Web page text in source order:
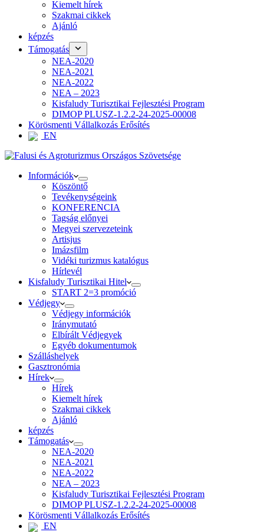
Kiemelt hírek
Szakmai cikkek
Ajánló
képzés
Támogatás
NEA-2020
NEA-2021
NEA-2022
NEA – 2023
Kisfaludy Turisztikai Fejlesztési Program
DIMOP PLUSZ-1.2.2-24-2025-00008
Körösmenti Vállalkozás Erősítés
EN
Információk
Köszöntő
Tevékenységeink
KONFERENCIA
Tagság előnyei
Megyei szervezeteink
Artisjus
Imázsfilm
Vidéki turizmus katalógus
Hírlevél
Kisfaludy Turisztikai Hitel
START 2=3 promóció
Védjegy
Védjegy információk
Iránymutató
Elbírált Védjegyek
Egyéb dokumentumok
Szálláshelyek
Gasztronómia
Hírek
Hírek
Kiemelt hírek
Szakmai cikkek
Ajánló
képzés
Támogatás
NEA-2020
NEA-2021
NEA-2022
NEA – 2023
Kisfaludy Turisztikai Fejlesztési Program
DIMOP PLUSZ-1.2.2-24-2025-00008
Körösmenti Vállalkozás Erősítés
EN